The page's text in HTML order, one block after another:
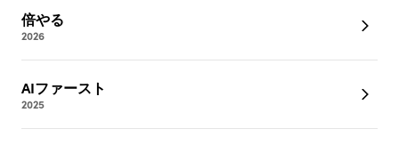
倍やる
2026
AIファースト
2025